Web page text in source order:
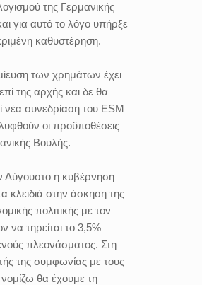
της Γερμανικής
για αυτό το λόγο υπήρξε
καθυστέρηση.
των χρημάτων έχει
της αρχής και δε θα
νέα συνεδρίαση του ESM
οι προϋποθέσεις
Βουλής.
Αύγουστο η κυβέρνηση
κλειδιά στην άσκηση της
πολιτικής με τον
να τηρείται το 3,5%
πλεονάσματος. Στη
της συμφωνίας με τους
θα έχουμε τη